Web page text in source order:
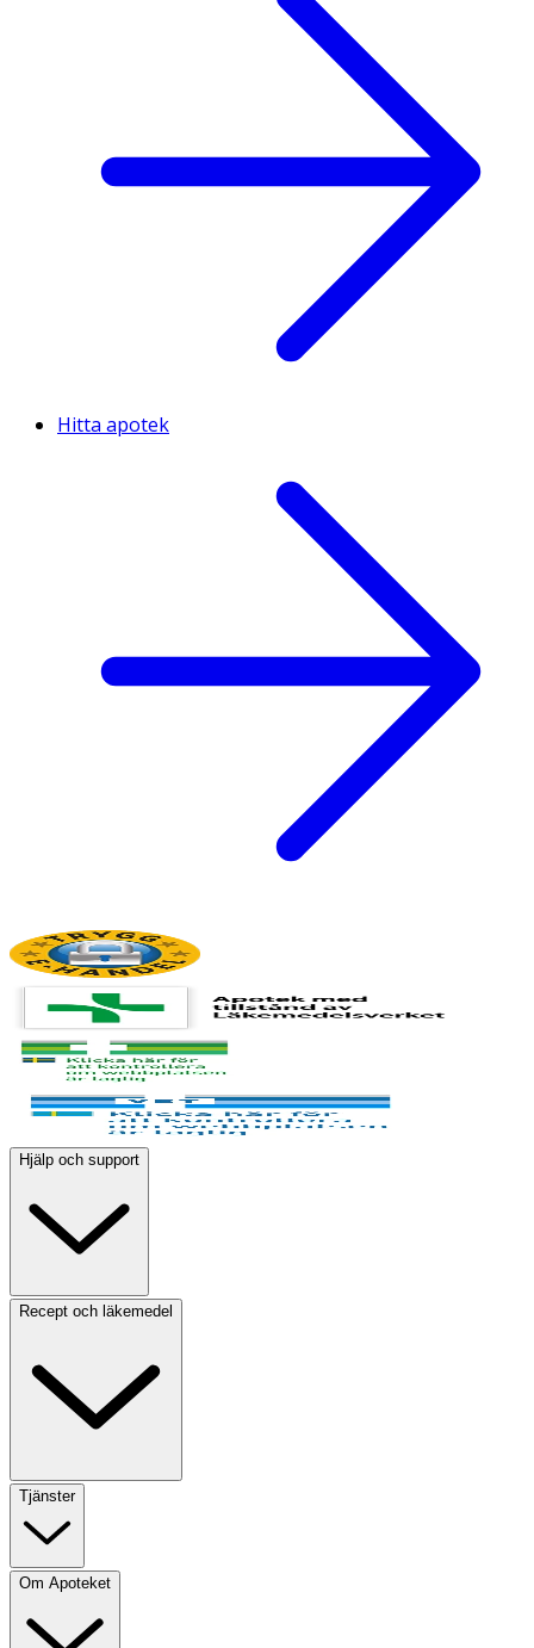
Hitta apotek
Hjälp och support
Recept och läkemedel
Tjänster
Om Apoteket